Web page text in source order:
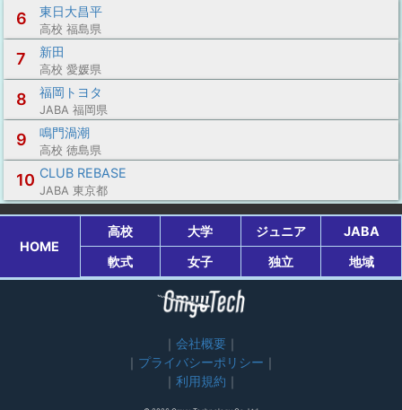
6 東日大昌平
高校 福島県
7 新田
高校 愛媛県
8 福岡トヨタ
JABA 福岡県
9 鳴門渦潮
高校 徳島県
10 CLUB REBASE
JABA 東京都
HOME
高校 大学 ジュニア
JABA
軟式
女子 独立 地域
会社概要
プライバシーポリシー
利用規約